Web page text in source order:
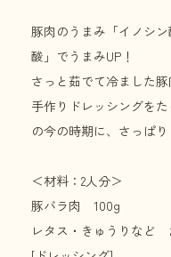
豚肉のうまみ「イノシ
酸」でうまみUP！
さっと茹でて冷ました
手作りドレッシングを
の今の時期に、さっぱ
＜材料：2人分＞
豚バラ肉 100g
レタス・きゅうりなど